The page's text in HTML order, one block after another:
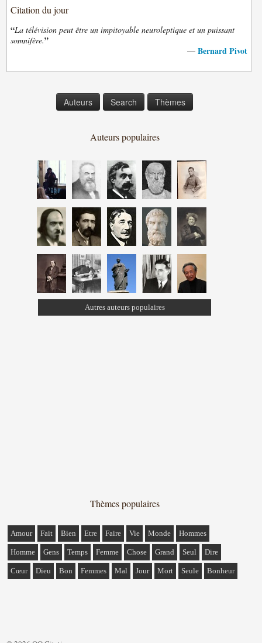
Citation du jour
“La télévision peut être un impitoyable neuroleptique et un puissant
somnifère.”
— Bernard Pivot
Auteurs Search Thèmes
Auteurs populaires
Autres auteurs populaires
Thèmes populaires
Amour Fait Bien Etre Faire Vie Monde Hommes
Homme Gens Temps Femme Chose Grand Seul Dire
Cœur Dieu Bon Femmes Mal Jour Mort Seule Bonheur